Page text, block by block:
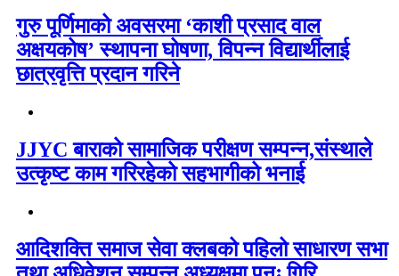
गुरु पूर्णिमाको अवसरमा ‘काशी प्रसाद वाल
अक्षयकोष’ स्थापना घोषणा, विपन्न विद्यार्थीलाई
छात्रवृत्ति प्रदान गरिने
JJYC बाराको सामाजिक परीक्षण सम्पन्न,संस्थाले
उत्कृष्ट काम गरिरहेको सहभागीको भनाई
आदिशक्ति समाज सेवा क्लबको पहिलो साधारण सभा